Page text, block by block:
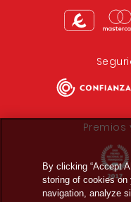
By clicking “Accept
storing of cookies on
navigation, analyze